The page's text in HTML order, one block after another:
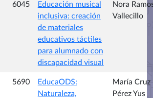
6045
Educación musical
inclusiva: creación
de materiales
educativos táctiles
para alumnado con
discapacidad visual
Nora
Vallecillo
5690
EducaODS:
Naturaleza,
María Cruz
Pérez Yus